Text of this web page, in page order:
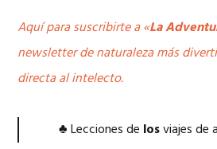
Aquí para suscribirte a «La
newsletter de naturaleza más
directa al intelecto.
♣ Lecciones de losviajes de